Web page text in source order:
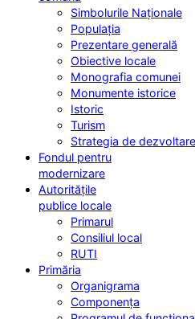
Simbolurile Naționale
Populația
Prezentare generală
Obiective locale
Monografia comunei
Monumente istorice
Istoric
Turism
Strategia de dezvoltare
Fondul pentru
modernizare
Autoritățile
publice locale
Primarul
Consiliul local
RUTI
Primăria
Organigrama
Componența